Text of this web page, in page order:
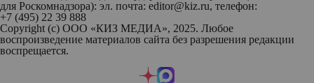
для Роскомнадзора): эл. почта: editor@kiz.ru, телефон:
+7 (495) 22 39 888
Copyright (с) ООО «КИЗ МЕДИА», 2025. Любое
воспроизведение материалов сайта без разрешения редакции
воспрещается.